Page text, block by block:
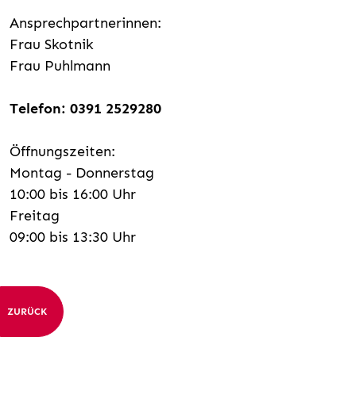
Ansprechpartnerinnen:
Frau Skotnik
Frau Puhlmann
Telefon: 0391 2529280
Öffnungszeiten:
Montag - Donnerstag
10:00 bis 16:00 Uhr
Freitag
09:00 bis 13:30 Uhr
ZURÜCK